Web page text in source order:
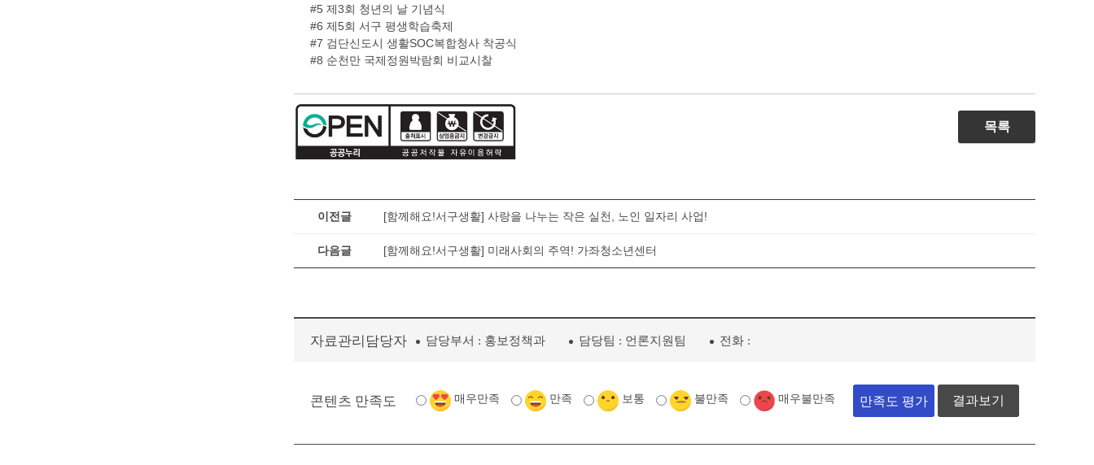
#5 제3회 청년의 날 기념식
#6 제5회 서구 평생학습축제
#7 검단신도시 생활SOC복합청사 착공식
#8 순천만 국제정원박람회 비교시찰
목록
이전글 [함께해요!서구생활] 사랑을 나누는 작은 실천, 노인 일자리 사업!
다음글 [함께해요!서구생활] 미래사회의 주역! 가좌청소년센터
자료관리담당자 담당부서 : 홍보정책과 담당팀 : 언론지원팀 전화 :
콘텐츠 만족도 매우만족 만족 보통 불만족 매우불만족 결과보기